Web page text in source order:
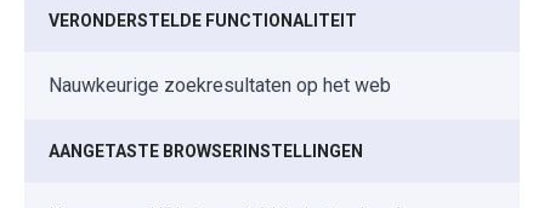
VERONDERSTELDE FUNCTIONALITEIT
Nauwkeurige zoekresultaten op het web
AANGETASTE BROWSERINSTELLINGEN